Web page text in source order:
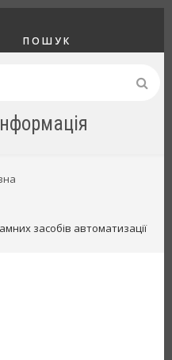
ПОШУК
засобів автоматизації